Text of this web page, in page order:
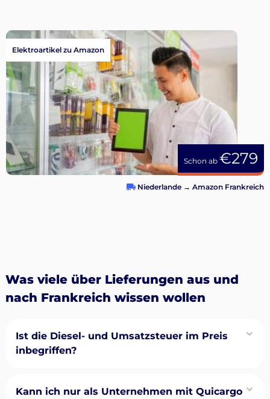
Schon ab €279
Elektroartikel zu Amazon
Niederlande → Amazon Frankreich
Was viele über Lieferungen aus und
nach Frankreich wissen wollen
Ist die Diesel- und Umsatzsteuer im Preis
inbegriffen?
Kann ich nur als Unternehmen mit Quicargo